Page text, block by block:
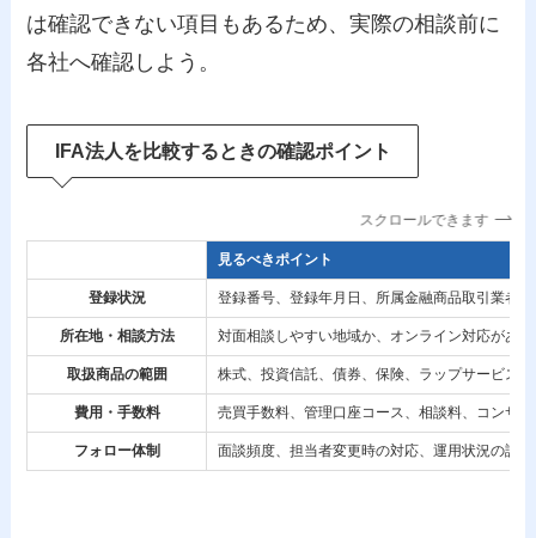
は確認できない項目もあるため、実際の相談前に
各社へ確認しよう。
IFA法人を比較するときの確認ポイント
スクロールできます
見るべきポイント
登録状況 登録番号、登録年月日、所属金融商品取引業者
所在地・相談方法 対面相談しやすい地域か、オンライン対応があ
取扱商品の範囲 株式、投資信託、債券、保険、ラップサービス
費用・手数料 売買手数料、管理口座コース、相談料、コンサ
フォロー体制 面談頻度、担当者変更時の対応、運用状況の説